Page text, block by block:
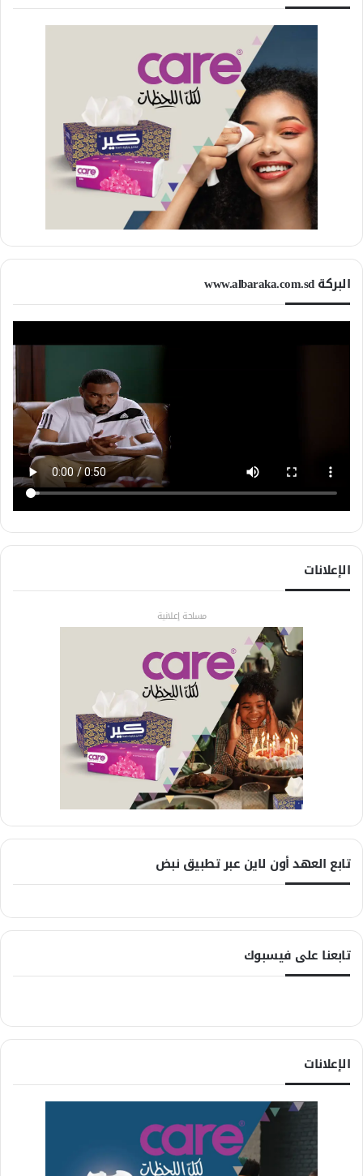
البركة www.albaraka.com.sd
الإعلانات
مساحة إعلانية
تابع العهد أون لاين عبر تطبيق نبض
تابعنا على فيسبوك
الإعلانات